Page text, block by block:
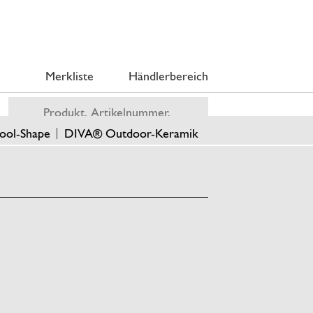
Merkliste Händlerbereich
Shape DIVA® Outdoor-Keramik